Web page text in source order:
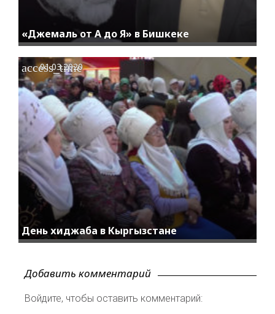
«Джемаль от А до Я» в Бишкеке
День хиджаба в Кыргызстане
access_time
01.03.2020
Добавить комментарий
Войдите, чтобы оставить комментарий: